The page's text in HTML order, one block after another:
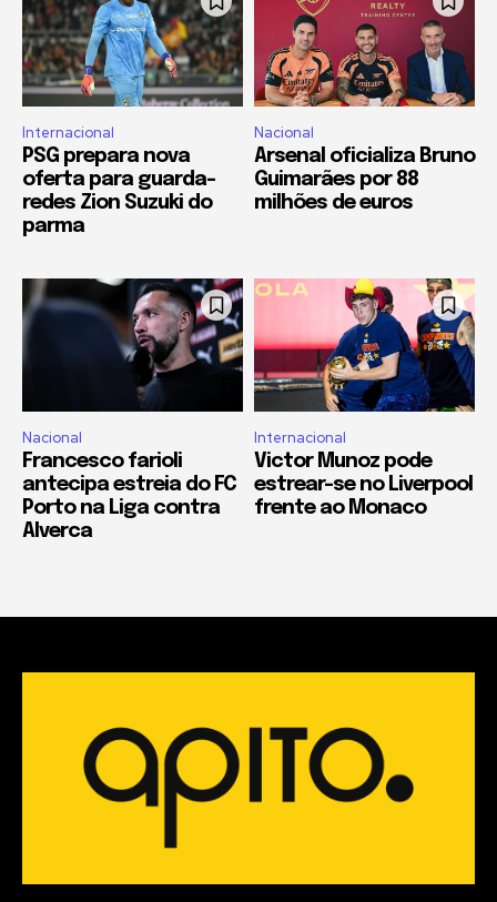
Internacional
PSG prepara nova
oferta para guarda-
redes Zion Suzuki do
parma
Nacional
Arsenal oficializa Bruno
Guimarães por 88
milhões de euros
Nacional
Francesco farioli
antecipa estreia do FC
Porto na Liga contra
Alverca
Internacional
Victor Munoz pode
estrear-se no Liverpool
frente ao Monaco